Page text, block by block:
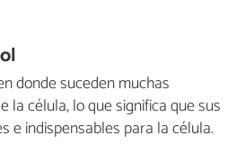
donde suceden muchas
la célula, lo que significa que sus
e indispensables para la célula.